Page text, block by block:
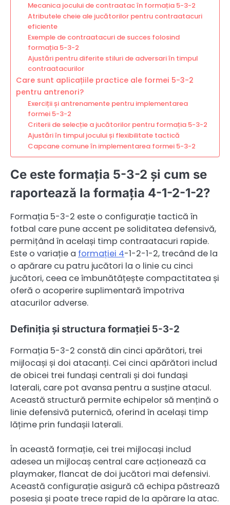
Mecanica jocului de contraatac în formația 5-3-2
Atributele cheie ale jucătorilor pentru contraatacuri
eficiente
Exemple de contraatacuri de succes folosind
formația 5-3-2
Ajustări pentru diferite stiluri de adversari în timpul
contraatacurilor
Care sunt aplicațiile practice ale formei 5-3-2
pentru antrenori?
Exerciții și antrenamente pentru implementarea
formei 5-3-2
Criterii de selecție a jucătorilor pentru formația 5-3-2
Ajustări în timpul jocului și flexibilitate tactică
Capcane comune în implementarea formei 5-3-2
Ce este formația 5-3-2 și cum se
raportează la formația 4-1-2-1-2?
Formația 5-3-2 este o configurație tactică în
fotbal care pune accent pe soliditatea defensivă,
permițând în același timp contraatacuri rapide.
Este o variație a formației 4-1-2-1-2, trecând de la
o apărare cu patru jucători la o linie cu cinci
jucători, ceea ce îmbunătățește compactitatea și
oferă o acoperire suplimentară împotriva
atacurilor adverse.
Definiția și structura formației 5-3-2
Formația 5-3-2 constă din cinci apărători, trei
mijlocași și doi atacanți. Cei cinci apărători includ
de obicei trei fundași centrali și doi fundași
laterali, care pot avansa pentru a susține atacul.
Această structură permite echipelor să mențină o
linie defensivă puternică, oferind în același timp
lățime prin fundașii laterali.
În această formație, cei trei mijlocași includ
adesea un mijlocaș central care acționează ca
playmaker, flancat de doi jucători mai defensivi.
Această configurație asigură că echipa păstrează
posesia și poate trece rapid de la apărare la atac.